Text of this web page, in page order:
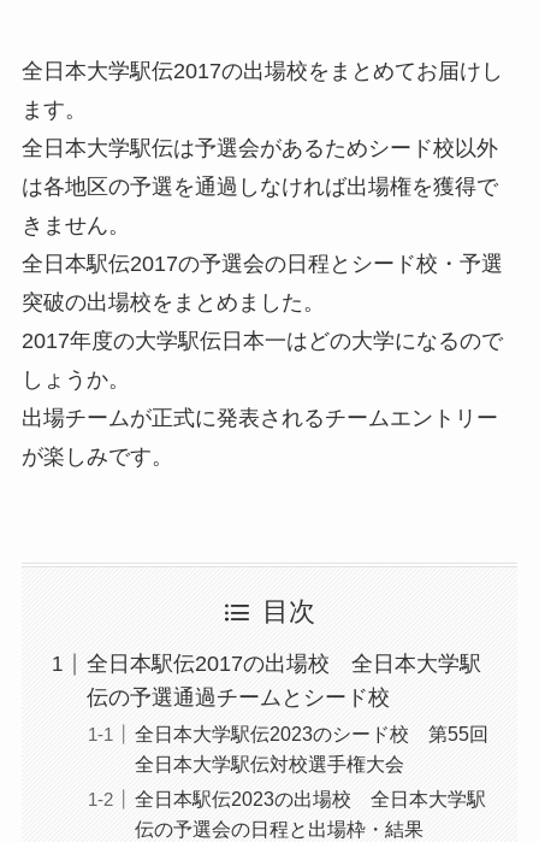
全日本大学駅伝2017の出場校をまとめてお届けし
ます。
全日本大学駅伝は予選会があるためシード校以外
は各地区の予選を通過しなければ出場権を獲得で
きません。
全日本駅伝2017の予選会の日程とシード校・予選
突破の出場校をまとめました。
2017年度の大学駅伝日本一はどの大学になるので
しょうか。
出場チームが正式に発表されるチームエントリー
が楽しみです。
目次
全日本駅伝2017の出場校 全日本大学駅
伝の予選通過チームとシード校
全日本大学駅伝2023のシード校 第55回
全日本大学駅伝対校選手権大会
全日本駅伝2023の出場校 全日本大学駅
伝の予選会の日程と出場枠・結果